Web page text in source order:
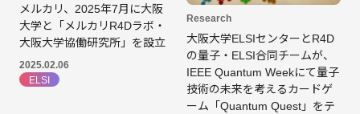
メルカリ、2025年7月に大阪
大学と「メルカリR4Dラボ・
大阪大学協働研究所」を設立
2025.02.06
ELSI
Research
大阪大学ELSIセンターとR4D
の量子・ELSI合同チームが、
IEEE Quantum Weekにて量子
技術の未来を考えるカードゲ
ーム「Quantum Quest」をテ